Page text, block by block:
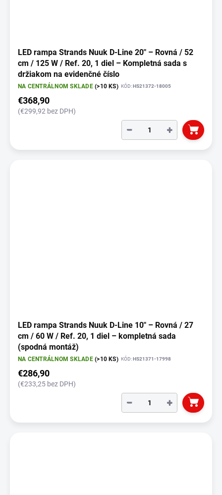
LED rampa Strands Nuuk D-Line 20" – Rovná / 52
cm / 125 W / Ref. 20, 1 diel – Kompletná sada s
držiakom na evidenčné číslo
NA CENTRÁLNOM SKLADE(>10 KS) KÓD:HS21372-18005
€368,90
(€299,92 bez DPH)
+
−
LED rampa Strands Nuuk D-Line 10" – Rovná / 27
cm / 60 W / Ref. 20, 1 diel – kompletná sada
(spodná montáž)
NA CENTRÁLNOM SKLADE(>10 KS) KÓD:HS21371-17998
€286,90
(€233,25 bez DPH)
+
−